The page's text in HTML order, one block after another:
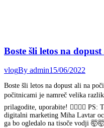
Boste šli letos na
vlogBy admin15/06/2022
Boste šli letos na dopust ali na
počitnicami je namreč velika
prilagodite, uporabite! 🕵️‍♀️🕵️‍♂️ PS:
digitalni marketing Miha Lavtar
ga bo ogledalo na tisoče vodji